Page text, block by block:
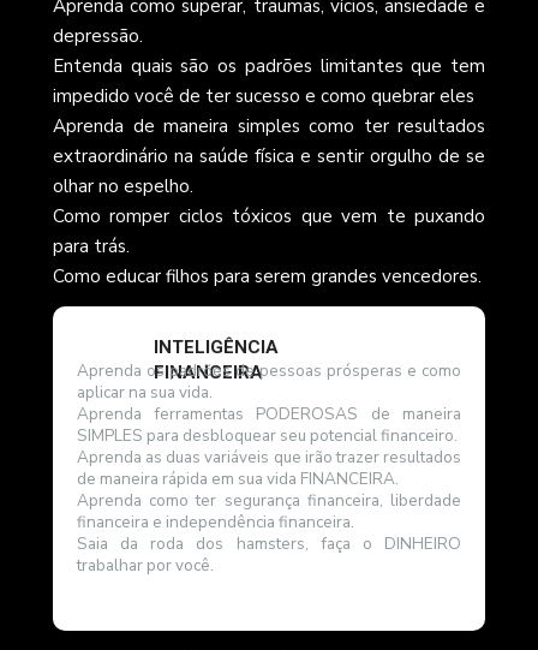
Aprenda os padrões de pessoas prósperas e como
aplicar na sua vida.﻿
Aprenda ferramentas PODEROSAS de maneira
SIMPLES para desbloquear seu potencial financeiro.
Aprenda as duas variáveis que irão trazer resultados
de maneira rápida em sua vida FINANCEIRA.
Aprenda como ter segurança financeira, liberdade
financeira e independência financeira.
Saia da roda dos hamsters, faça o DINHEIRO
trabalhar por você.
INTELIGÊNCIA
FINANCEIRA
Aprenda como superar, traumas, vícios, ansiedade e
depressão.
Entenda quais são os padrões limitantes que tem
impedido você de ter sucesso e como quebrar eles
Aprenda de maneira simples como ter resultados
extraordinário na saúde física e sentir orgulho de se
olhar no espelho.
Como romper ciclos tóxicos que vem te puxando
para trás.
Como educar filhos para serem grandes vencedores.